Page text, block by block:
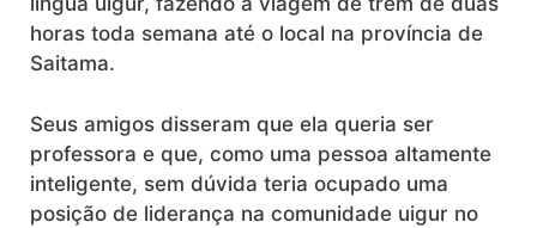
horas toda semana até o local na província de
Saitama.
Seus amigos disseram que ela queria ser
professora e que, como uma pessoa altamente
inteligente, sem dúvida teria ocupado uma
posição de liderança na comunidade uigur no